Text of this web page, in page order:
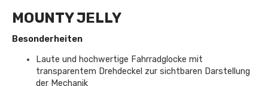
MOUNTY JELLY
Besonderheiten
Laute und hochwertige Fahrradglocke mit
transparentem Drehdeckel zur sichtbaren Darstellung
der Mechanik